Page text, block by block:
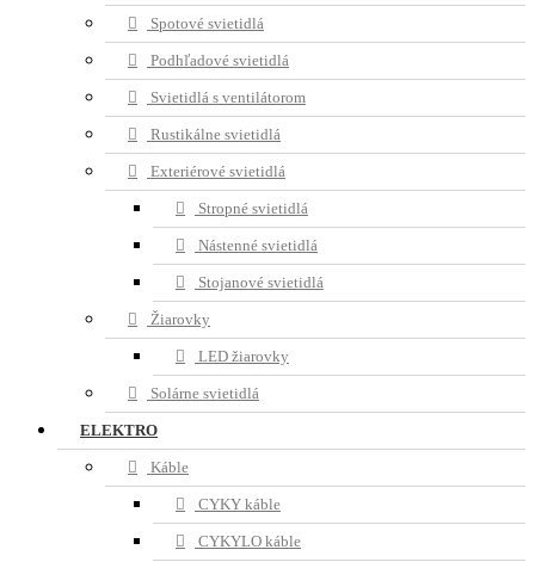
Spotové svietidlá
Podhľadové svietidlá
Svietidlá s ventilátorom
Rustikálne svietidlá
Exteriérové svietidlá
Stropné svietidlá
Nástenné svietidlá
Stojanové svietidlá
Žiarovky
LED žiarovky
Solárne svietidlá
ELEKTRO
Káble
CYKY káble
CYKYLO káble